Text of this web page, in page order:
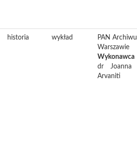
historia wykład
PAN
Warszawie
Wykonawca
dr
Joanna
Arvaniti